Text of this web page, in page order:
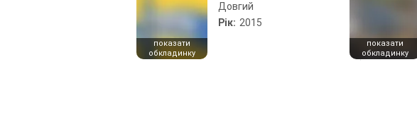
показати
обкладинку
Довгий
Рік: 2015
показати
обкладинку